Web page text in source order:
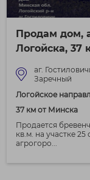
Продам дом,
Логойска,
аг.
Заречный
Логойское
37 км от Минска
Продается
кв.м. на участке
агрогоро...